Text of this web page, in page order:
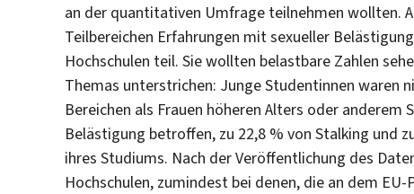
an der quantitativen Umfrage teilnehmen wollten.
Teilbereichen Erfahrungen mit sexueller
Hochschulen teil. Sie wollten belastbare Zahlen
Themas unterstrichen: Junge Studentinnen waren
Bereichen als Frauen höheren Alters oder
Belästigung betroffen, zu 22,8 % von Stalking und
ihres Studiums. Nach der Veröffentlichung des
Hochschulen, zumindest bei denen, die an dem